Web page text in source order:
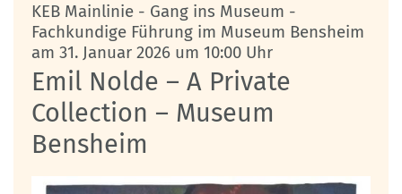
KEB Mainlinie - Gang ins Museum -
Fachkundige Führung im Museum Bensheim
am 31. Januar 2026 um 10:00 Uhr:
Emil Nolde – A Private
Collection – Museum
Bensheim